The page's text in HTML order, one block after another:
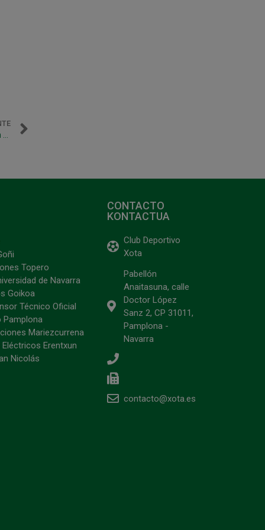
Topero
de Navarra
Goikoa
Técnico Oficial
Pamplona
Mariezcurrena
Erentxun
Nicolás
CONTACTO
KONTACTUA
Club Deportivo
Xota
Pabellón
Anaitasuna, calle
Doctor López
Sanz 2, CP 31011,
Pamplona -
Navarra
contacto@xota.es